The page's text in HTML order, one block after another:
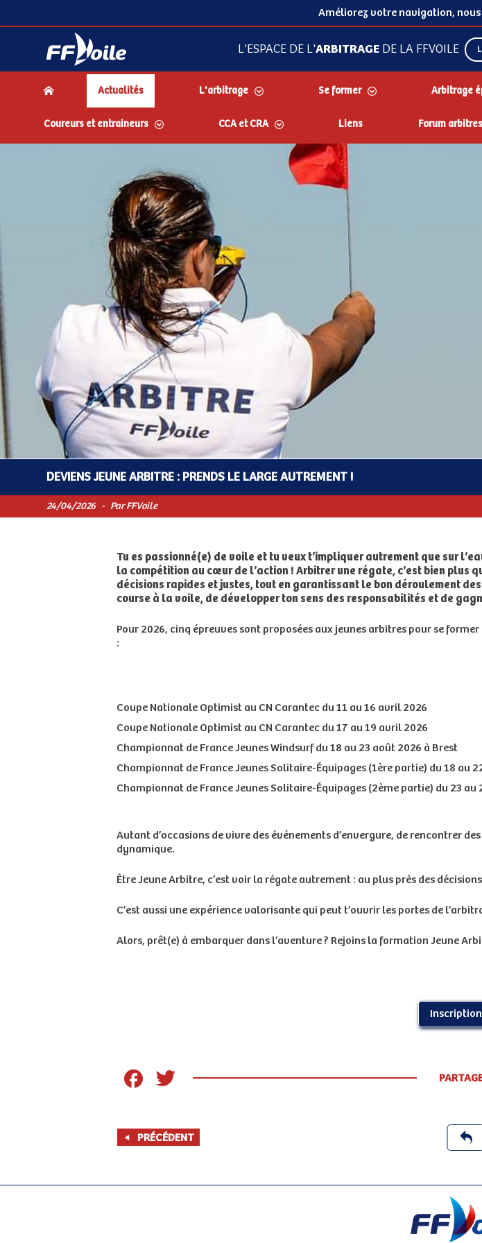
Améliorez votre navigation, nous
L'ESPACE DE L'ARBITRAGEDE LA FFVOILE
Actualités L'arbitrage Se former Arbitrage
Coureurs et entraineurs CCA et CRA Liens Forum arbitres
DEVIENS JEUNE ARBITRE : PRENDS LE LARGE AUTREMENT !
24/04/2026 - Par FFVoile
Tu es passionné(e) de voile et tu veux t’impliquer autrement que sur
la compétition au cœur de l’action ! Arbitrer une régate, c’est bien plus
décisions rapides et justes, tout en garantissant le bon déroulement
course à la voile, de développer ton sens des responsabilités et de
Pour 2026, cinq épreuves sont proposées aux jeunes arbitres pour se
:
Coupe Nationale Optimist au CN Carantec du 11 au 16 avril 2026
Coupe Nationale Optimist au CN Carantec du 17 au 19 avril 2026
Championnat de France Jeunes Windsurf du 18 au 23 août 2026 à Brest
Championnat de France Jeunes Solitaire-Équipages (1ère partie) du 18 au
Championnat de France Jeunes Solitaire-Équipages (2ème partie) du 23 au
Autant d’occasions de vivre des événements d’envergure, de rencontrer
dynamique.
Être Jeune Arbitre, c’est voir la régate autrement : au plus près des
C’est aussi une expérience valorisante qui peut t’ouvrir les portes de
Alors, prêt(e) à embarquer dans l’aventure ? Rejoins la formation Jeune
PRÉCÉDENT